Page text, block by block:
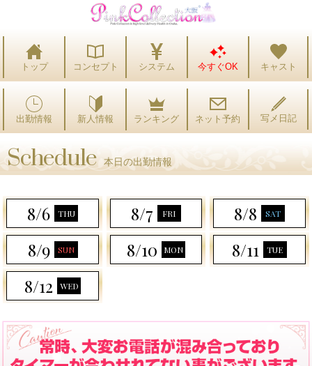
トップ コンセプト システム 今すぐOK キャスト
出勤情報 新人情報 ランキング ネット予約 写メ日記
Schedule 本日の出勤情報
8/6 THU 8/7 FRI 8/8 SAT
8/9 SUN 8/10 MON 8/11 TUE
8/12 WED